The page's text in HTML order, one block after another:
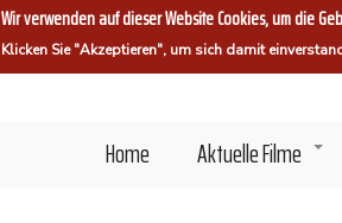
Wir verwenden auf dieser Website Cookies, um die
Klicken Sie "Akzeptieren", um sich damit
Home +
Aktuelle Filme